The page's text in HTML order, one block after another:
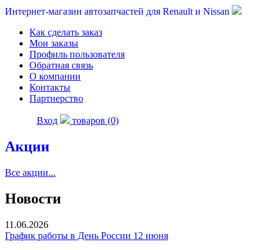
Интернет-магазин автозапчастей для Renault и Nissan
Как сделать заказ
Мои заказы
Профиль пользователя
Обратная связь
О компании
Контакты
Партнерство
Вход товаров (0)
Акции
Все акции...
Новости
11.06.2026
График работы в День России 12 июня